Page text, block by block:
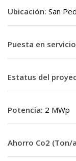
Ubicación: San
Puesta en
Estatus del
Potencia: 2 MWp
Ahorro Co2 (Ton/